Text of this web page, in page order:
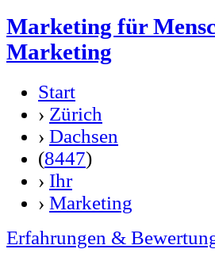
Marketing für
Marketing
Start
› Zürich
› Dachsen
(8447)
› Ihr
› Marketing
Erfahrungen &